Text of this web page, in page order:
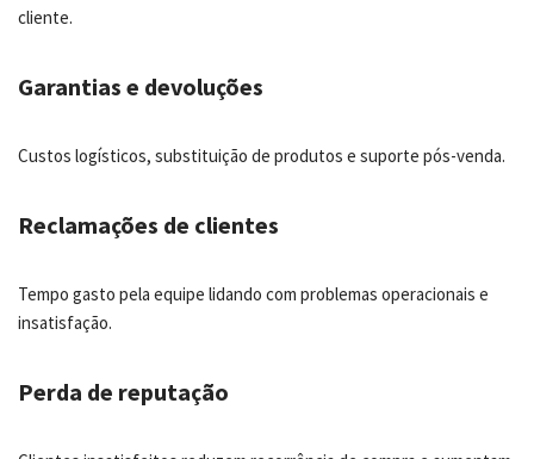
cliente.
Garantias e devoluções
Custos logísticos, substituição de produtos e suporte pós-venda.
Reclamações de clientes
Tempo gasto pela equipe lidando com problemas operacionais e
insatisfação.
Perda de reputação